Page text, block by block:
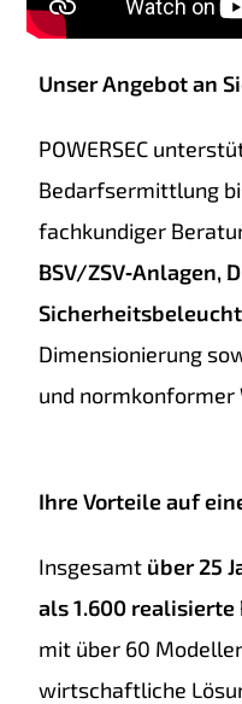
Unser Angebot an
POWERSEC
Bedarfsermittlung
fachkundiger
BSV/ZSV‑Anlagen,
Dimensionierung
und normkonformer
Ihre Vorteile auf
Insgesamt über 25
als 1.600 realisierte
mit über 60
wirtschaftliche